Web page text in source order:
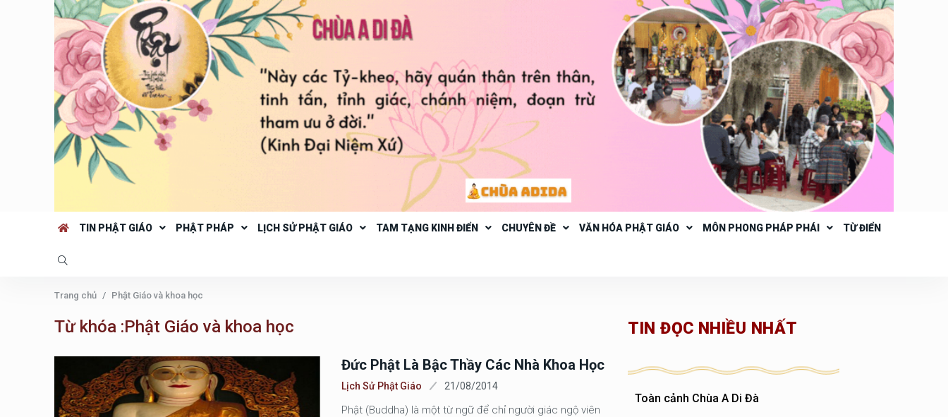
TIN PHẬT GIÁO PHẬT PHÁP LỊCH SỬ PHẬT GIÁO TAM TẠNG KINH ĐIỂN CHUYÊN ĐỀ VĂN HÓA PHẬT GIÁO MÔN PHONG PHÁP PHÁI TỪ ĐIỂN
Trang chủ Phật Giáo và khoa học
Từ khóa :Phật Giáo và khoa học
Đức Phật Là Bậc Thầy Các Nhà Khoa Học
Lịch Sử Phật Giáo 21/08/2014
Phật (Buddha) là một từ ngữ để chỉ người giác ngộ viên
TIN ĐỌC NHIỀU NHẤT
Toàn cảnh Chùa A Di Đà